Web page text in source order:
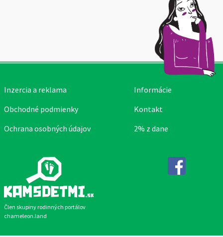
Člen skupiny rodinných portálov
chameleon.land
Inzercia a reklama
Obchodné podmienky
Ochrana osobných údajov
Informácie
Kontakt
2% z dane